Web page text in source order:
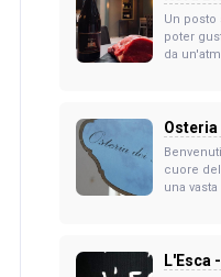
Un posto
poter
da
Osteria
cuore
una vasta
L'Esca